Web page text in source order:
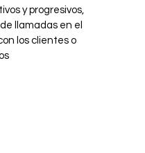
y progresivos,
llamadas en el
los clientes o